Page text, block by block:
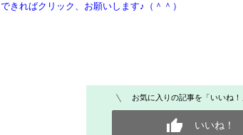
できればクリック、お願いします♪（＾＾）
お気に入りの記事を「いいね！
いいね！